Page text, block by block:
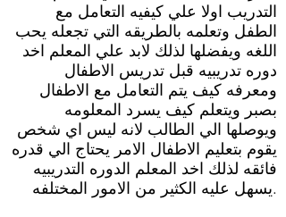
التدريب اولا علي كيفيه التعامل مع
الطفل وتعلمه بالطريقه التي تجعله يحب
اللغه ويفضلها لذلك لابد علي المعلم اخد
دوره تدريبيه قبل تدريس الاطفال
ومعرفه كيف يتم التعامل مع الاطفال
بصبر ويتعلم كيف يسرد المعلومه
ويوصلها الي الطالب لانه ليس اي شخص
يقوم بتعليم الاطفال الامر يحتاج الي قدره
فائقه لذلك اخد المعلم الدوره التدريبيه
يسهل عليه الكثير من الامور المختلفه.